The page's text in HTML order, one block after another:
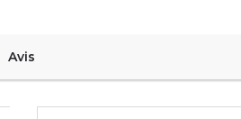
Avis